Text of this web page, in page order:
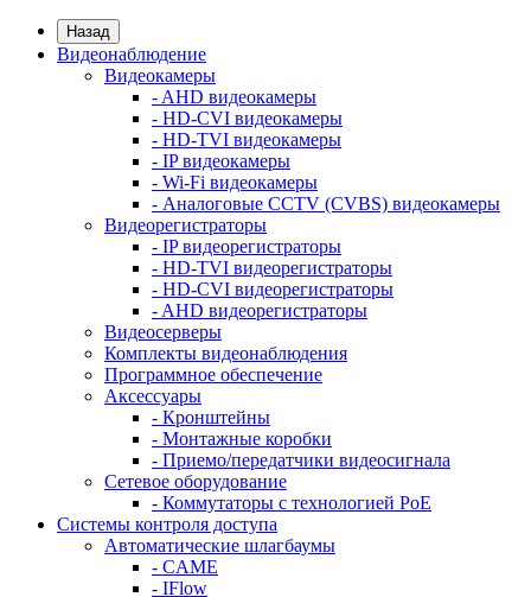
Назад
Видеонаблюдение
Видеокамеры
- AHD видеокамеры
- HD-CVI видеокамеры
- HD-TVI видеокамеры
- IP видеокамеры
- Wi-Fi видеокамеры
- Аналоговые CCTV (CVBS) видеокамеры
Видеорегистраторы
- IP видеорегистраторы
- HD-TVI видеорегистраторы
- HD-CVI видеорегистраторы
- AHD видеорегистраторы
Видеосерверы
Комплекты видеонаблюдения
Программное обеспечение
Аксессуары
- Кронштейны
- Монтажные коробки
- Приемо/передатчики видеосигнала
Сетевое оборудование
- Коммутаторы с технологией PoE
Системы контроля доступа
Автоматические шлагбаумы
- CAME
- IFlow